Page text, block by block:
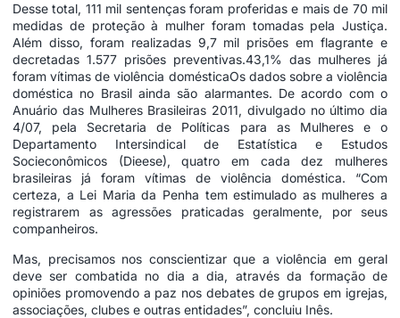
Desse total, 111 mil sentenças foram proferidas e mais de 70 mil
medidas de proteção à mulher foram tomadas pela Justiça.
Além disso, foram realizadas 9,7 mil prisões em flagrante e
decretadas 1.577 prisões preventivas.43,1% das mulheres já
foram vítimas de violência domésticaOs dados sobre a violência
doméstica no Brasil ainda são alarmantes. De acordo com o
Anuário das Mulheres Brasileiras 2011, divulgado no último dia
4/07, pela Secretaria de Políticas para as Mulheres e o
Departamento Intersindical de Estatística e Estudos
Socieconômicos (Dieese), quatro em cada dez mulheres
brasileiras já foram vítimas de violência doméstica. “Com
certeza, a Lei Maria da Penha tem estimulado as mulheres a
registrarem as agressões praticadas geralmente, por seus
companheiros.
Mas, precisamos nos conscientizar que a violência em geral
deve ser combatida no dia a dia, através da formação de
opiniões promovendo a paz nos debates de grupos em igrejas,
associações, clubes e outras entidades”, concluiu Inês.